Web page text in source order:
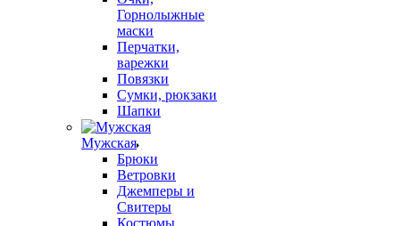
Горнолыжные
маски
Перчатки,
варежки
Повязки
Сумки, рюкзаки
Шапки
Мужская
Брюки
Ветровки
Джемперы и
Свитеры
Костюмы